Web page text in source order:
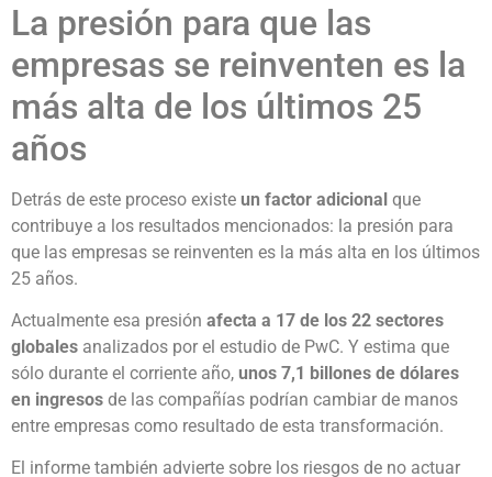
La presión para que las
empresas se reinventen es la
más alta de los últimos 25
años
Detrás de este proceso existe un factor adicional que
contribuye a los resultados mencionados: la presión para
que las empresas se reinventen es la más alta en los últimos
25 años.
Actualmente esa presión afecta a 17 de los 22 sectores
globales analizados por el estudio de PwC. Y estima que
sólo durante el corriente año, unos 7,1 billones de dólares
en ingresos de las compañías podrían cambiar de manos
entre empresas como resultado de esta transformación.
El informe también advierte sobre los riesgos de no actuar